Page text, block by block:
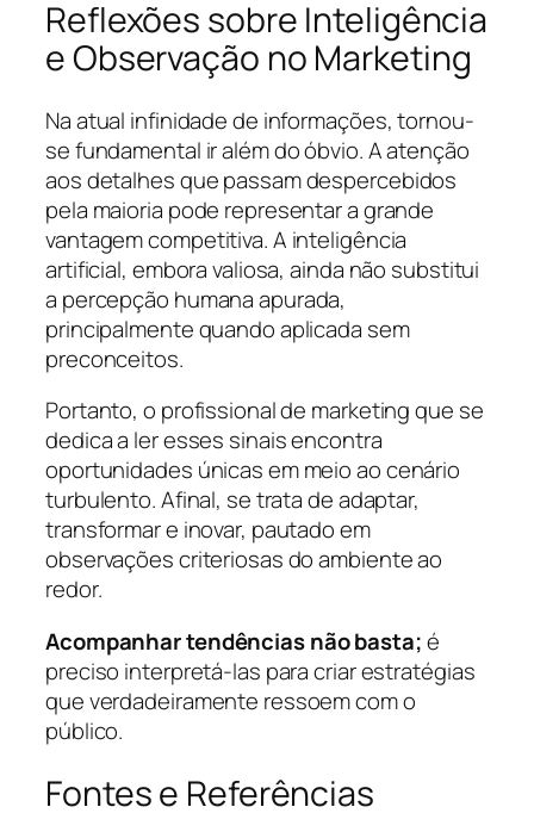
Reflexões sobre Inteligência
e Observação no Marketing
Na atual infinidade de informações, tornou-
se fundamental ir além do óbvio. A atenção
aos detalhes que passam despercebidos
pela maioria pode representar a grande
vantagem competitiva. A inteligência
artificial, embora valiosa, ainda não substitui
a percepção humana apurada,
principalmente quando aplicada sem
preconceitos.
Portanto, o profissional de marketing que se
dedica a ler esses sinais encontra
oportunidades únicas em meio ao cenário
turbulento. Afinal, se trata de adaptar,
transformar e inovar, pautado em
observações criteriosas do ambiente ao
redor.
Acompanhar tendências não basta;é
preciso interpretá-las para criar estratégias
que verdadeiramente ressoem com o
público.
Fontes e Referências